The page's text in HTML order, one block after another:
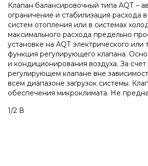
Клапан балансировочный типа AQТ –
ограничение и стабилизация расхода
систем отопления или в системах
максимального расхода предельно
установке на AQТ электрического
функция регулирующего клапана.
и кондиционирования воздуха. За
регулирующем клапане вне
всем диапазоне загрузок системы.
обеспечения микроклимата. Не
1/2 В